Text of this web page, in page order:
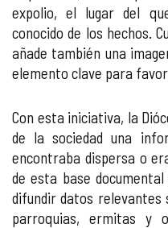
expolio, el lugar del
conocido de los hechos.
añade también una
elemento clave para
Con esta iniciativa, la
de la sociedad una
encontraba dispersa o
de esta base
difundir datos relevantes
parroquias, ermitas y